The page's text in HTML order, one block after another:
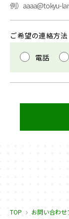
例）aaaa@tokyu-
ご希望の連絡方法
電話
TOP
お問い合わせ